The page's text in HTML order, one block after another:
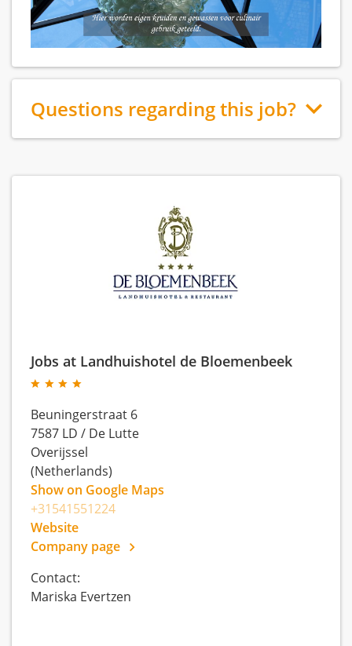
Questions regarding this job?
Jobs at Landhuishotel de Bloemenbeek
Beuningerstraat 6
7587 LD / De Lutte
Overijssel
(Netherlands)
Show on Google Maps
+31541551224
Website
Company page
Contact:
Mariska Evertzen